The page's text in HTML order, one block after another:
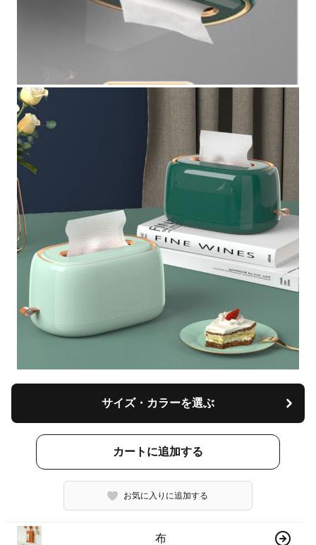
サイズ・カラーを選ぶ
カートに追加する
お気に入りに追加する
布